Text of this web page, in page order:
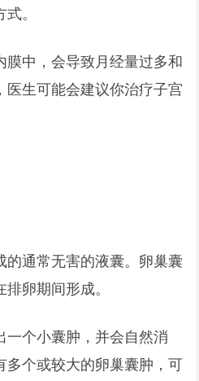
。
膜中，会导致月经量过多和
医生可能会建议你治疗子宫
的通常无害的液囊。卵巢囊
卵期间形成。
一个小囊肿，并会自然消
多个或较大的卵巢囊肿，可